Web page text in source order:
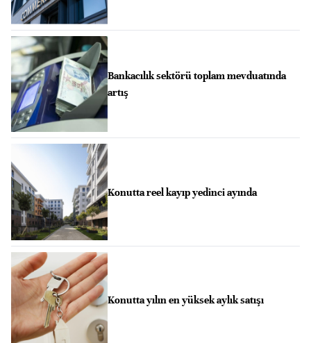
Bankacılık sektörü toplam mevduatında
artış
Konutta reel kayıp yedinci ayında
Konutta yılın en yüksek aylık satışı